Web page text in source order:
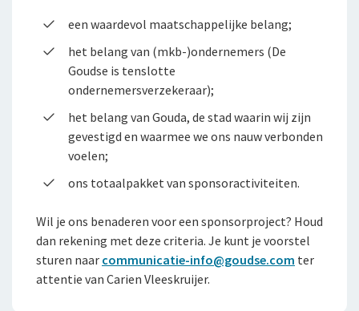
Zakelijke personenautoverzekering
Bekijk alle zakelijke verzekeringen
Voor je personeel
Verzuimverzekering
ZW-eigenrisicoverzekering
Anw-pensioen
Nabestaandenverzekering Collectief
Gratis persoonlijk advies voor jouw branche
Onze cijfers
Tevreden klanten
Duurzaam ondernemen
Samenwerking met adviseurs
Werken bij De Goudse
Vacatures
Traineeship
Stages en afstuderen
een waardevol maatschappelijke belang;
het belang van (mkb-)ondernemers (De
Goudse is tenslotte
ondernemersverzekeraar);
het belang van Gouda, de stad waarin wij zijn
gevestigd en waarmee we ons nauw verbonden
voelen;
ons totaalpakket van sponsoractiviteiten.
Wil je ons benaderen voor een sponsorproject? Houd
dan rekening met deze criteria. Je kunt je voorstel
sturen naar communicatie-info@goudse.com ter
attentie van Carien Vleeskruijer.